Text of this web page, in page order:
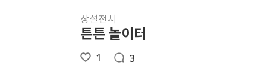
상설전시
튼튼 놀이터
1 3